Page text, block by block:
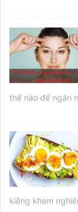
thế nào để ngăn
kiêng khem